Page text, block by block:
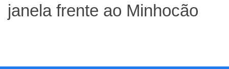
janela frente ao Minhocão